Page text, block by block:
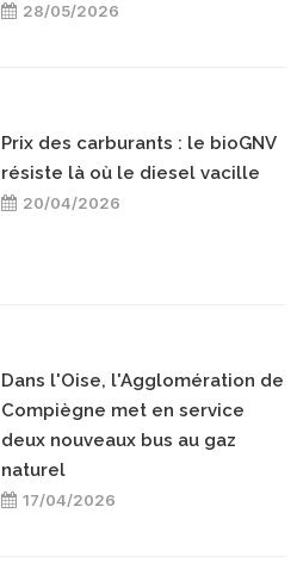
28/05/2026
Prix des carburants : le bioGNV
résiste là où le diesel vacille
20/04/2026
Dans l'Oise, l'Agglomération de
Compiègne met en service
deux nouveaux bus au gaz
naturel
17/04/2026